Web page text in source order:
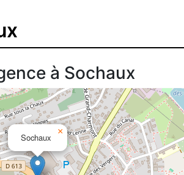
à Sochaux
Sochaux
×